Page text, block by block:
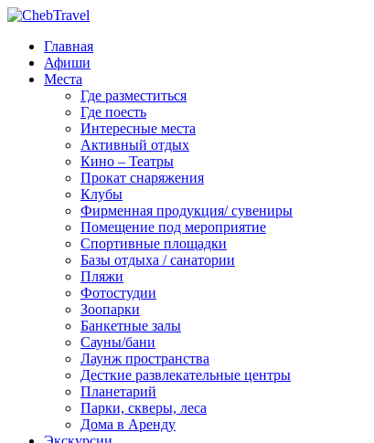
Главная
Афиши
Места
Где разместиться
Где поесть
Интересные места
Активный отдых
Кино – Театры
Прокат снаряжения
Клубы
Фирменная продукция/ сувениры
Помещение под мероприятие
Спортивные площадки
Базы отдыха / санатории
Пляжи
Фотостудии
Зоопарки
Банкетные залы
Сауны/бани
Лаунж пространства
Десткие развлекательные центры
Планетарий
Парки, скверы, леса
Дома в Аренду